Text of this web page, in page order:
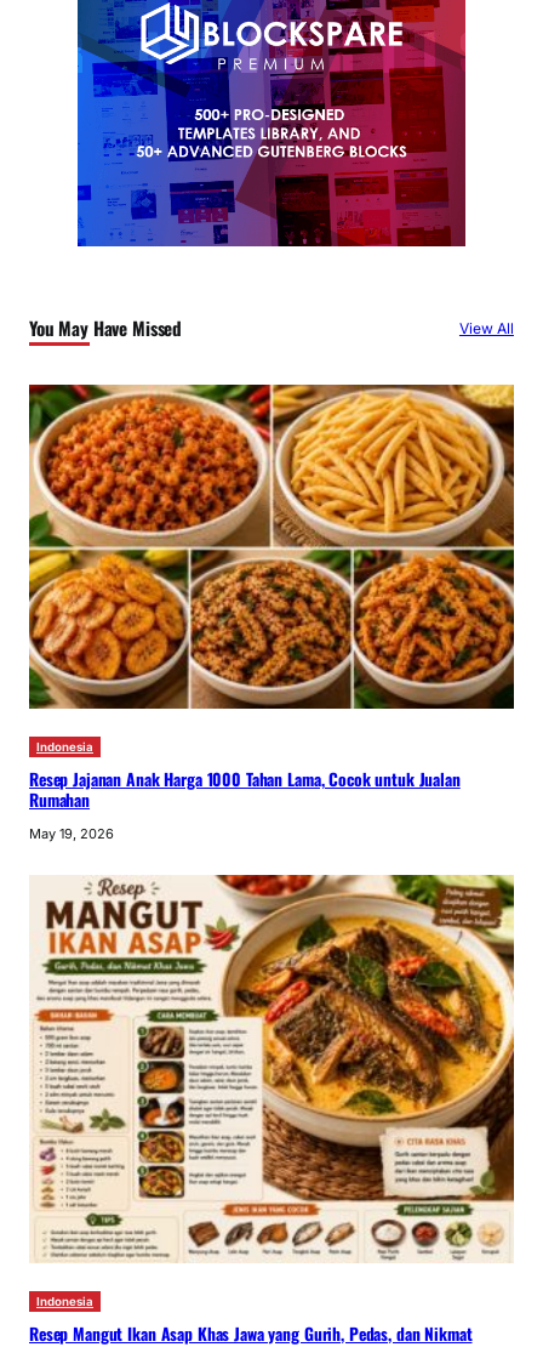
You May Have Missed View All
Indonesia
Resep Jajanan Anak Harga 1000 Tahan Lama, Cocok untuk Jualan
Rumahan
May 19, 2026
Indonesia
Resep Mangut Ikan Asap Khas Jawa yang Gurih, Pedas, dan Nikmat